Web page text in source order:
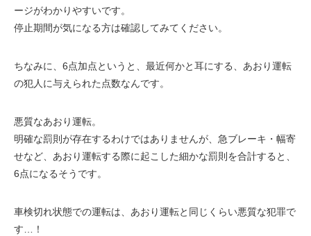
ージがわかりやすいです。
停止期間が気になる方は確認してみてください。
ちなみに、6点加点というと、最近何かと耳にする、 あおり運転
の犯人に与えられた点数なんです。
悪質なあおり運転。
明確な罰則が存在するわけではありませんが、 急ブレーキ・幅寄
せなど、あおり運転する際に起こした細かな罰則を合計すると、
6点になるそうです。
車検切れ状態での運転は、 あおり運転と同じくらい悪質な犯罪で
す…！